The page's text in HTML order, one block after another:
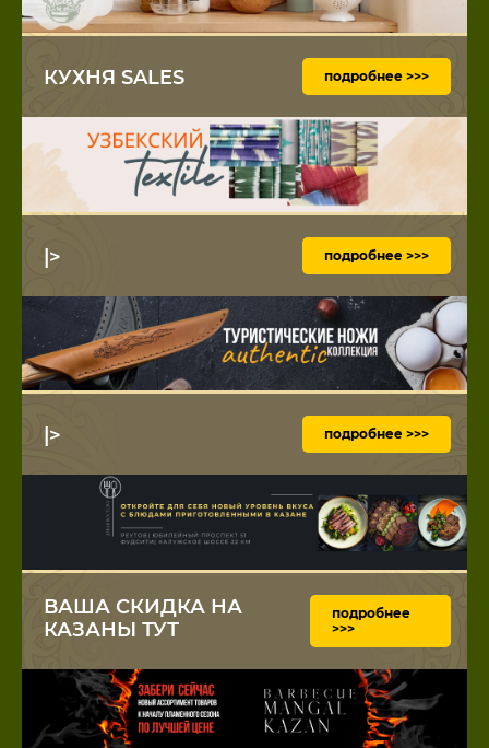
КУХНЯ SALES подробнее >>>
|> подробнее >>>
|> подробнее >>>
ВАША СКИДКА НА
КАЗАНЫ ТУТ
подробнее
>>>